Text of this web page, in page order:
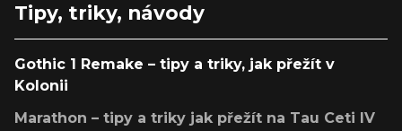
Tipy, triky, návody
Gothic 1 Remake – tipy a triky, jak přežít v
Kolonii
Marathon – tipy a triky jak přežít na Tau Ceti IV